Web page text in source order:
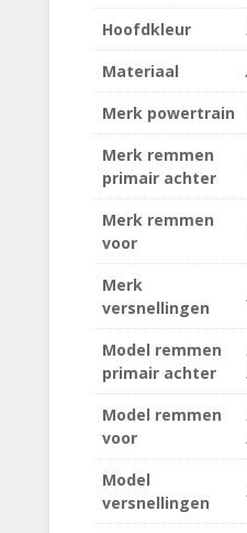
Hoofdkleur
Materiaal
Merk powertrain
Merk remmen
primair achter
Merk remmen
voor
Merk
versnellingen
Model remmen
primair achter
Model remmen
voor
Model
versnellingen